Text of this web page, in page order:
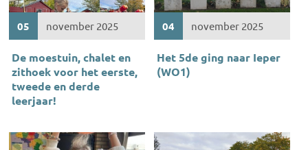
05 november 2025
De moestuin, chalet en
zithoek voor het eerste,
tweede en derde
leerjaar!
04 november 2025
Het 5de ging naar Ieper
(WO1)